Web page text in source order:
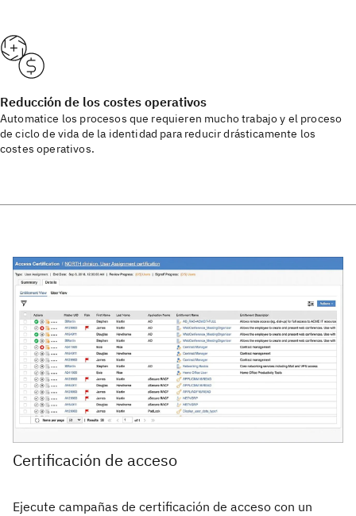
Reducción de los costes operativos
Automatice los procesos que requieren mucho trabajo y el proceso
de ciclo de vida de la identidad para reducir drásticamente los
costes operativos.
Certificación de acceso
Ejecute campañas de certificación de acceso con un